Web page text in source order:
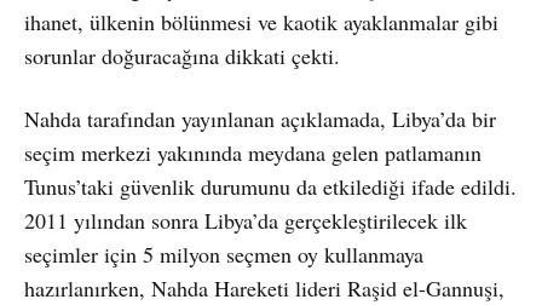
ihanet, ülkenin bölünmesi ve kaotik ayaklanmalar gibi
sorunlar doğuracağına dikkati çekti.
Nahda tarafından yayınlanan açıklamada, Libya’da bir
seçim merkezi yakınında meydana gelen patlamanın
Tunus’taki güvenlik durumunu da etkilediği ifade edildi.
2011 yılından sonra Libya’da gerçekleştirilecek ilk
seçimler için 5 milyon seçmen oy kullanmaya
hazırlanırken, Nahda Hareketi lideri Raşid el-Gannuşi,